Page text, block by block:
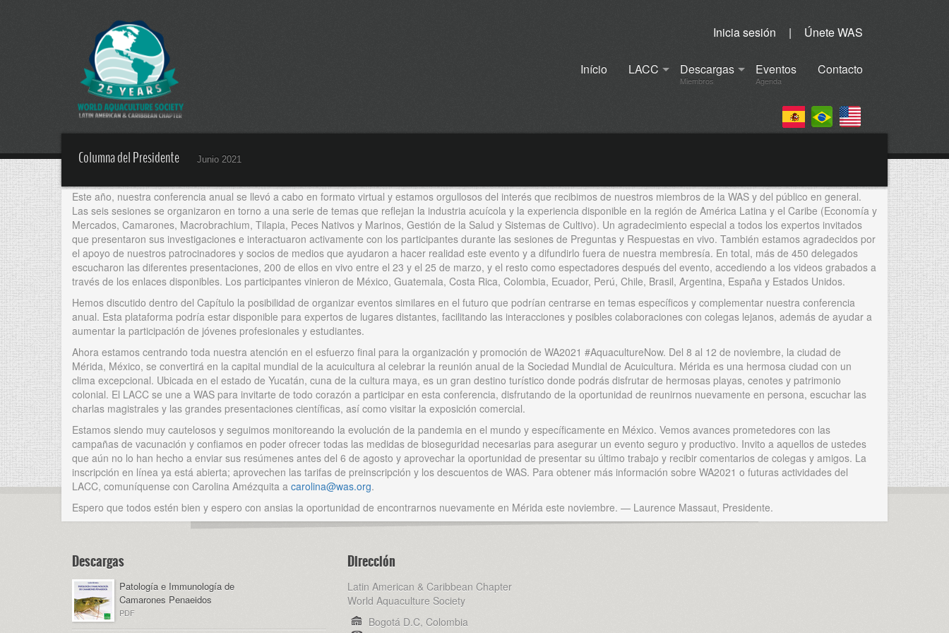
Inicia sesión | Únete WAS
Início LACC Descargas
Miembros
Eventos
Agenda
Contacto
Columna del Presidente Junio 2021
Este año, nuestra conferencia anual se llevó a cabo en formato virtual y estamos orgullosos del interés que recibimos de nuestros miembros de la WAS y del público en general.
Las seis sesiones se organizaron en torno a una serie de temas que reflejan la industria acuícola y la experiencia disponible en la región de América Latina y el Caribe (Economía y
Mercados, Camarones, Macrobrachium, Tilapia, Peces Nativos y Marinos, Gestión de la Salud y Sistemas de Cultivo). Un agradecimiento especial a todos los expertos invitados
que presentaron sus investigaciones e interactuaron activamente con los participantes durante las sesiones de Preguntas y Respuestas en vivo. También estamos agradecidos por
el apoyo de nuestros patrocinadores y socios de medios que ayudaron a hacer realidad este evento y a difundirlo fuera de nuestra membresía. En total, más de 450 delegados
escucharon las diferentes presentaciones, 200 de ellos en vivo entre el 23 y el 25 de marzo, y el resto como espectadores después del evento, accediendo a los videos grabados a
través de los enlaces disponibles. Los participantes vinieron de México, Guatemala, Costa Rica, Colombia, Ecuador, Perú, Chile, Brasil, Argentina, España y Estados Unidos.
Hemos discutido dentro del Capítulo la posibilidad de organizar eventos similares en el futuro que podrían centrarse en temas específicos y complementar nuestra conferencia
anual. Esta plataforma podría estar disponible para expertos de lugares distantes, facilitando las interacciones y posibles colaboraciones con colegas lejanos, además de ayudar a
aumentar la participación de jóvenes profesionales y estudiantes.
Ahora estamos centrando toda nuestra atención en el esfuerzo final para la organización y promoción de WA2021 #AquacultureNow. Del 8 al 12 de noviembre, la ciudad de
Mérida, México, se convertirá en la capital mundial de la acuicultura al celebrar la reunión anual de la Sociedad Mundial de Acuicultura. Mérida es una hermosa ciudad con un
clima excepcional. Ubicada en el estado de Yucatán, cuna de la cultura maya, es un gran destino turístico donde podrás disfrutar de hermosas playas, cenotes y patrimonio
colonial. El LACC se une a WAS para invitarte de todo corazón a participar en esta conferencia, disfrutando de la oportunidad de reunirnos nuevamente en persona, escuchar las
charlas magistrales y las grandes presentaciones científicas, así como visitar la exposición comercial.
Estamos siendo muy cautelosos y seguimos monitoreando la evolución de la pandemia en el mundo y específicamente en México. Vemos avances prometedores con las
campañas de vacunación y confiamos en poder ofrecer todas las medidas de bioseguridad necesarias para asegurar un evento seguro y productivo. Invito a aquellos de ustedes
que aún no lo han hecho a enviar sus resúmenes antes del 6 de agosto y aprovechar la oportunidad de presentar su último trabajo y recibir comentarios de colegas y amigos. La
inscripción en línea ya está abierta; aprovechen las tarifas de preinscripción y los descuentos de WAS. Para obtener más información sobre WA2021 o futuras actividades del
LACC, comuníquense con Carolina Amézquita a carolina@was.org.
Espero que todos estén bien y espero con ansias la oportunidad de encontrarnos nuevamente en Mérida este noviembre. — Laurence Massaut, Presidente.
descargas
Patología e Immunología de
Camarones Penaeidos
PDF
Dirección
Latin American & Caribbean Chapter
World Aquaculture Society
Bogotá D.C, Colombia